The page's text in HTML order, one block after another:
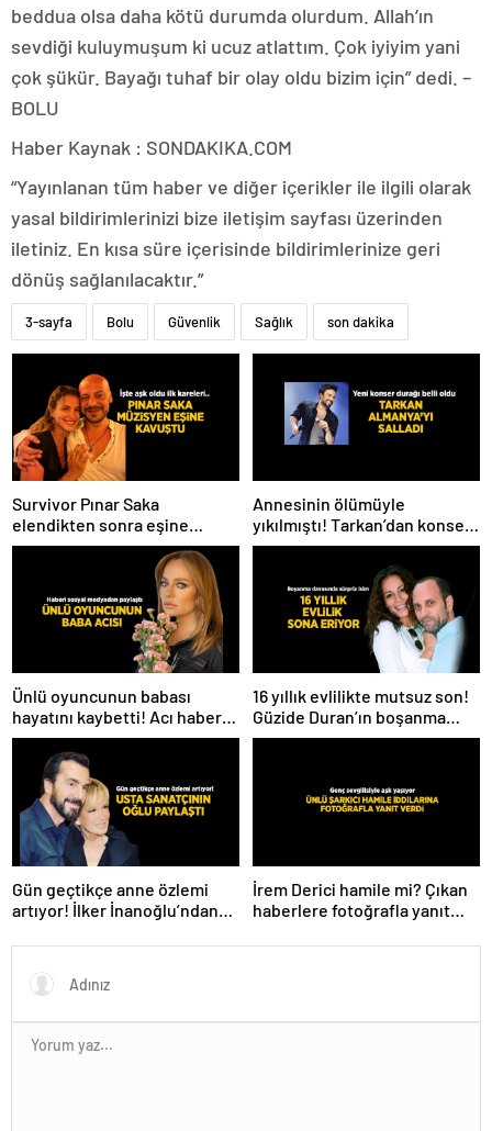
beddua olsa daha kötü durumda olurdum. Allah’ın
sevdiği kuluymuşum ki ucuz atlattım. Çok iyiyim yani
çok şükür. Bayağı tuhaf bir olay oldu bizim için” dedi. –
BOLU
Haber Kaynak : SONDAKIKA.COM
“Yayınlanan tüm haber ve diğer içerikler ile ilgili olarak
yasal bildirimlerinizi bize iletişim sayfası üzerinden
iletiniz. En kısa süre içerisinde bildirimlerinize geri
dönüş sağlanılacaktır.”
3-sayfa Bolu Güvenlik Sağlık son dakika
Survivor Pınar Saka
elendikten sonra eşine
kavuştu! Aşk dolu fotoğrafını
Instagram’dan paylaştı
Annesinin ölümüyle
yıkılmıştı! Tarkan’dan konser
paylaşımı
Ünlü oyuncunun babası
hayatını kaybetti! Acı haberi
sosyal medyadan duyurdu
16 yıllık evlilikte mutsuz son!
Güzide Duran’ın boşanma
davasında sürpriz isim tanık
Gün geçtikçe anne özlemi
artıyor! İlker İnanoğlu’ndan
İrem Derici hamile mi? Çıkan
haberlere fotoğrafla yanıt